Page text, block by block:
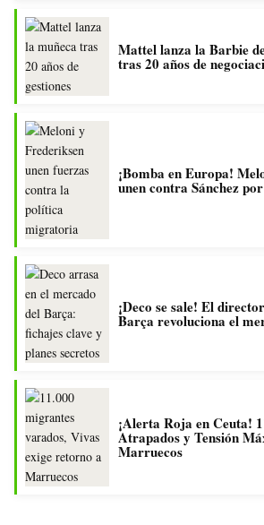
Mattel lanza la Barbie
tras 20 años de
¡Bomba en Europa!
unen contra Sánchez
¡Deco se sale! El
Barça revoluciona el
¡Alerta Roja en Ceuta!
Atrapados y Tensión
Marruecos